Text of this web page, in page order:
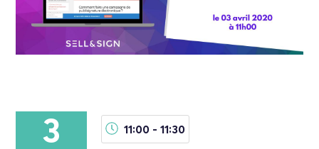
3 11:00 - 11:30